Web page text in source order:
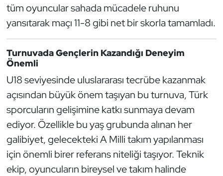
tüm oyuncular sahada mücadele ruhunu
yansıtarak maçı 11-8 gibi net bir skorla tamamladı.
Turnuvada Gençlerin Kazandığı Deneyim
Önemli
U18 seviyesinde uluslararası tecrübe kazanmak
açısından büyük önem taşıyan bu turnuva, Türk
sporcuların gelişimine katkı sunmaya devam
ediyor. Özellikle bu yaş grubunda alınan her
galibiyet, gelecekteki A Milli takım yapılanması
için önemli birer referans niteliği taşıyor. Teknik
ekip, oyuncuların bireysel ve takım halinde
Genel
Golf
Güreş
Halter
Hava Sporları
Hentbol
İşitme Engelli Sporcular